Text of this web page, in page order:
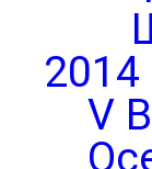
2014
V